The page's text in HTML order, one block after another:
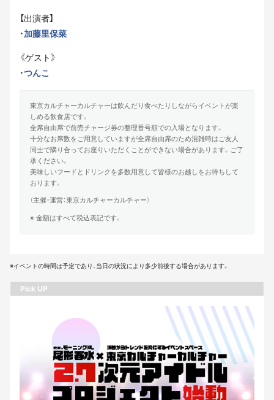
【出演者】
・加藤里保菜
《ゲスト》
・つんこ
東京カルチャーカルチャーは飲んだり食べたりしながらイベントが楽
しめる飲食店です。
全席自由席で前売チャージ券の整理番号順での入場となります。
十分なお席数をご用意していますが全席自由席のため混雑時はご友人
同士で隣り合ってお座りいただくことができない場合があります。ご了
承ください。
美味しいフードとドリンクを多数用意して皆様のお越しをお待ちして
おります。
（主催・運営：東京カルチャーカルチャー）
※ 金額はすべて税込表記です。
※イベントの時間は予定であり、当日の状況により多少前後する場合があります。
Pick UP